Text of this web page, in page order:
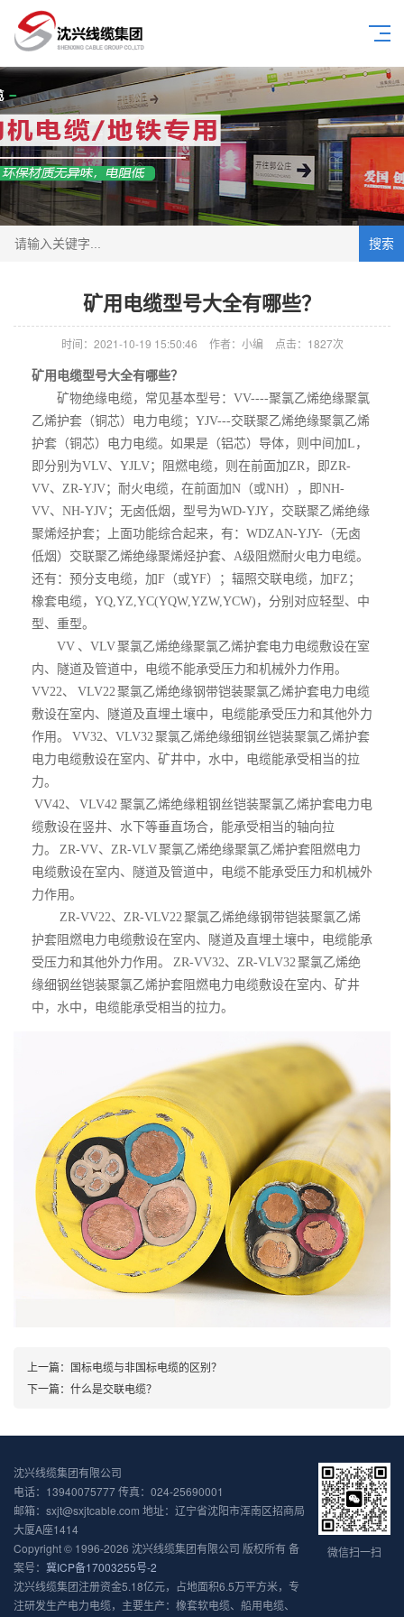
搜索
矿用电缆型号大全有哪些？
时间：2021-10-19 15:50:46 作者：小编 点击： 1827次
矿用电缆型号大全有哪些？
矿物绝缘电缆，常见基本型号：VV----聚氯乙烯绝缘聚氯
乙烯护套（铜芯）电力电缆；YJV---交联聚乙烯绝缘聚氯乙烯
护套（铜芯）电力电缆。如果是（铝芯）导体，则中间加L，
即分别为VLV、YJLV；阻燃电缆，则在前面加ZR，即ZR-
VV、ZR-YJV；耐火电缆，在前面加N（或NH），即NH-
VV、NH-YJV；无卤低烟，型号为WD-YJY，交联聚乙烯绝缘
聚烯烃护套；上面功能综合起来，有：WDZAN-YJY-（无卤
低烟）交联聚乙烯绝缘聚烯烃护套、A级阻燃耐火电力电缆。
还有：预分支电缆，加F（或YF）；辐照交联电缆，加FZ；
橡套电缆，YQ,YZ,YC(YQW,YZW,YCW)，分别对应轻型、中
型、重型。
VV 、VLV 聚氯乙烯绝缘聚氯乙烯护套电力电缆敷设在室
内、隧道及管道中，电缆不能承受压力和机械外力作用。
VV22、 VLV22 聚氯乙烯绝缘钢带铠装聚氯乙烯护套电力电缆
敷设在室内、隧道及直埋土壤中，电缆能承受压力和其他外力
作用。 VV32、VLV32 聚氯乙烯绝缘细钢丝铠装聚氯乙烯护套
电力电缆敷设在室内、矿井中，水中，电缆能承受相当的拉
力。
VV42、 VLV42 聚氯乙烯绝缘粗钢丝铠装聚氯乙烯护套电力电
缆敷设在竖井、水下等垂直场合，能承受相当的轴向拉
力。 ZR-VV、ZR-VLV 聚氯乙烯绝缘聚氯乙烯护套阻燃电力
电缆敷设在室内、隧道及管道中，电缆不能承受压力和机械外
力作用。
ZR-VV22、ZR-VLV22 聚氯乙烯绝缘钢带铠装聚氯乙烯
护套阻燃电力电缆敷设在室内、隧道及直埋土壤中，电缆能承
受压力和其他外力作用。 ZR-VV32、ZR-VLV32 聚氯乙烯绝
缘细钢丝铠装聚氯乙烯护套阻燃电力电缆敷设在室内、矿井
中，水中，电缆能承受相当的拉力。
上一篇： 国标电缆与非国标电缆的区别？
下一篇： 什么是交联电缆？
微信扫一扫
沈兴线缆集团有限公司
电话：13940075777 传真：024-25690001
邮箱：sxjt@sxjtcable.com 地址：辽宁省沈阳市浑南区招商局
大厦A座1414
Copyright © 1996-2026 沈兴线缆集团有限公司 版权所有 备
案号： 冀ICP备17003255号-2
沈兴线缆集团注册资金5.18亿元，占地面积6.5万平方米，专
注研发生产电力电缆，主要生产：橡套软电缆、船用电缆、